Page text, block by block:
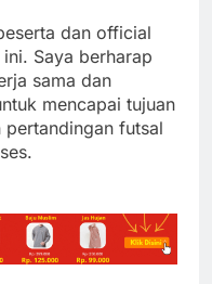
dan official
Saya berharap
sama dan
mencapai tujuan
futsal